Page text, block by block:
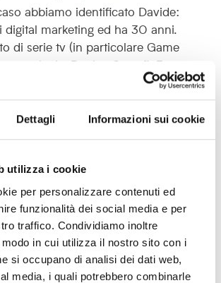
Dettagli Informazioni sui cookie
utilizza i cookie
per personalizzare contenuti ed
funzionalità dei social media e per
traffico. Condividiamo inoltre
in cui utilizza il nostro sito con i
si occupano di analisi dei dati web,
media, i quali potrebbero combinarle
abbiamo identificato Davide:
digital marketing ed ha 30 anni.
di serie tv (in particolare Game
tecnologia. Pratica Crossfit 3
Durante la sua giornata
alla ricerca di modi
nuove leads, obiettivo su cui è
sotto pressione. Ha paura di
significa che abbiamo
tutti i nostri potenziali clienti
caratteristiche, ma abbiamo
che questo campione sia